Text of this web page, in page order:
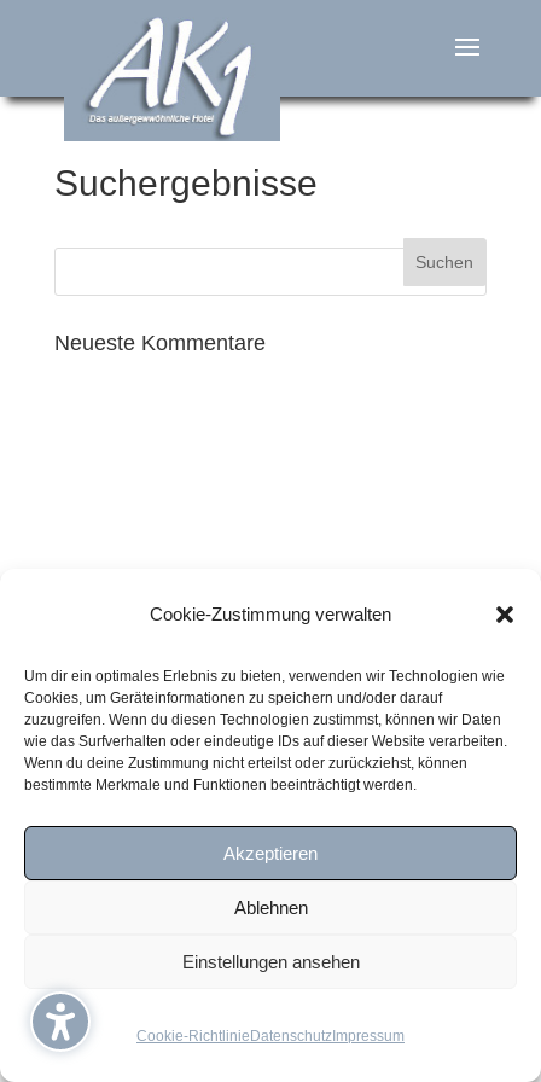
Cookie-Zustimmung verwalten
Um dir ein optimales Erlebnis zu bieten, verwenden wir Technologien wie
Cookies, um Geräteinformationen zu speichern und/oder darauf
zuzugreifen. Wenn du diesen Technologien zustimmst, können wir Daten
wie das Surfverhalten oder eindeutige IDs auf dieser Website verarbeiten.
Wenn du deine Zustimmung nicht erteilst oder zurückziehst, können
bestimmte Merkmale und Funktionen beeinträchtigt werden.
Akzeptieren
Ablehnen
Einstellungen ansehen
Cookie-Richtlinie Datenschutz Impressum
Suchergebnisse
Neueste Kommentare